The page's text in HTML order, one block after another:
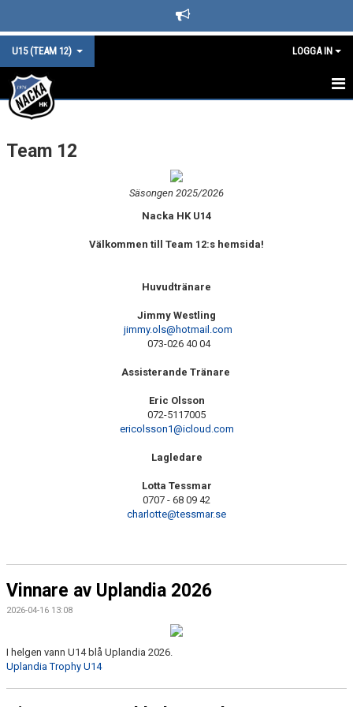
U15 (TEAM 12) LOGGA IN
TEAM 12 STARTSIDA
KALENDER
Team 12
Säsongen 2025/2026
Nacka HK U14
Välkommen till Team 12:s hemsida!
Huvudtränare
Jimmy Westling
jimmy.ols@hotmail.com
073-026 40 04
Assisterande Tränare
Eric Olsson
072-5117005
ericolsson1@icloud.com
Lagledare
Lotta Tessmar
0707 - 68 09 42
charlotte@tessmar.se
Vinnare av Uplandia 2026
2026-04-16 13:08
I helgen vann U14 blå Uplandia 2026.
Uplandia Trophy U14